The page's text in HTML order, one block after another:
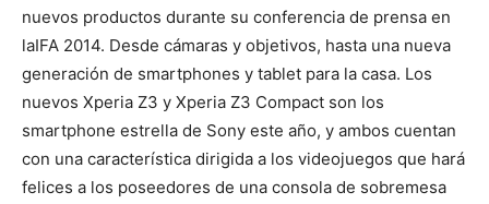
nuevos productos durante su conferencia de prensa en
laIFA 2014. Desde cámaras y objetivos, hasta una nueva
generación de smartphones y tablet para la casa. Los
nuevos Xperia Z3 y Xperia Z3 Compact son los
smartphone estrella de Sony este año, y ambos cuentan
con una característica dirigida a los videojuegos que hará
felices a los poseedores de una consola de sobremesa